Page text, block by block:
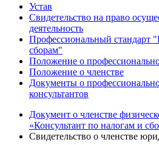
Устав
Свидетельство на право
деятельность
Профессиональный стандарт
сборам"
Положение о
Положение о членстве
Документы о
консультантов
Документ о членстве
«Консультант по налогам и
Свидетельство о членстве